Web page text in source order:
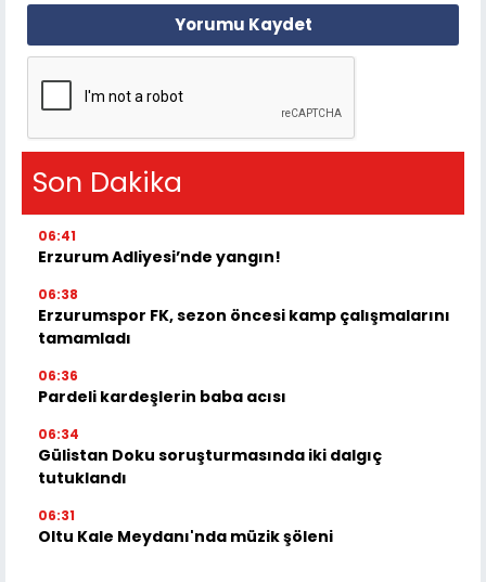
Yorumu Kaydet
Son Dakika
06:41
Erzurum Adliyesi’nde yangın!
06:38
Erzurumspor FK, sezon öncesi kamp çalışmalarını
tamamladı
06:36
Pardeli kardeşlerin baba acısı
06:34
Gülistan Doku soruşturmasında iki dalgıç
tutuklandı
06:31
Oltu Kale Meydanı'nda müzik şöleni